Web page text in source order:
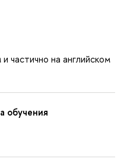
частично на английском
обучения